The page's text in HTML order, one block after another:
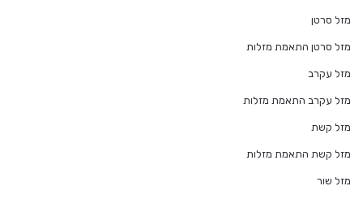
מזל סרטן
מזל סרטן התאמת מזלות
מזל עקרב
מזל עקרב התאמת מזלות
מזל קשת
מזל קשת התאמת מזלות
מזל שור